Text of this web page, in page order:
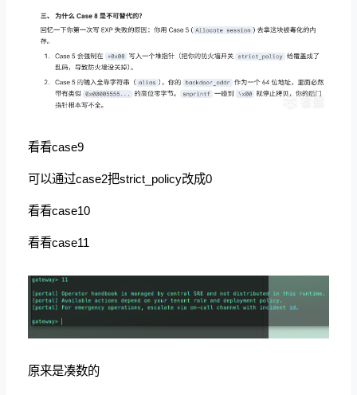
看看case9
可以通过case2把strict_policy改成0
看看case10
看看case11
原来是凑数的